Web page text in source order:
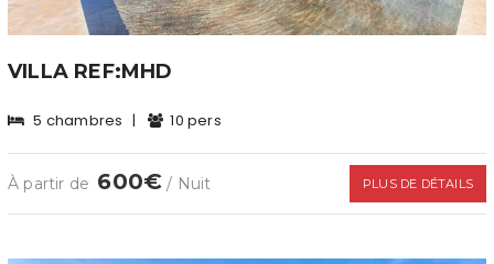
VILLA REF:MHD
5 chambres | 10 pers
À partir de 600€ / Nuit PLUS DE DÉTAILS